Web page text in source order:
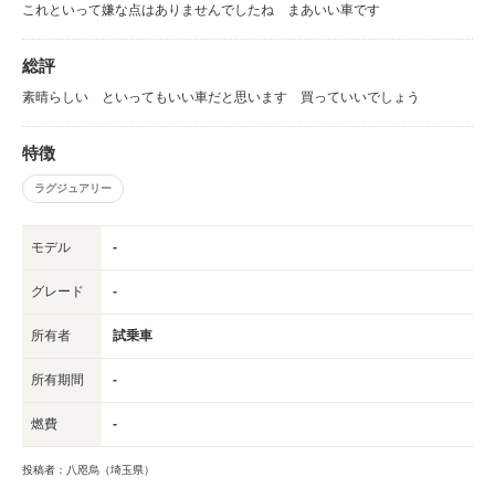
これといって嫌な点はありませんでしたね まあいい車です
総評
素晴らしい といってもいい車だと思います 買っていいでしょう
特徴
ラグジュアリー
モデル -
グレード -
所有者 試乗車
所有期間 -
燃費 -
投稿者：八咫烏（埼玉県）